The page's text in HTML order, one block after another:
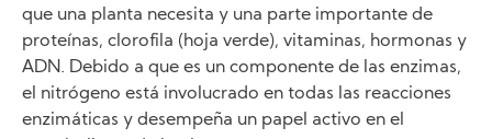
que una planta necesita y una parte importante de
proteínas, clorofila (hoja verde), vitaminas, hormonas y
ADN. Debido a que es un componente de las enzimas,
el nitrógeno está involucrado en todas las reacciones
enzimáticas y desempeña un papel activo en el